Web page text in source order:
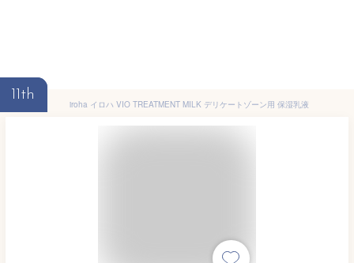
11th
iroha イロハ VIO TREATMENT MILK デリケートゾーン用 保湿乳液